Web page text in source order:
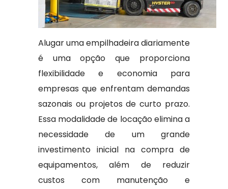
Alugar uma empilhadeira diariamente
é uma opção que proporciona
flexibilidade e economia para
empresas que enfrentam demandas
sazonais ou projetos de curto prazo.
Essa modalidade de locação elimina a
necessidade de um grande
investimento inicial na compra de
equipamentos, além de reduzir
custos com manutenção e